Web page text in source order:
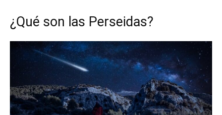
¿Qué son las Perseidas?